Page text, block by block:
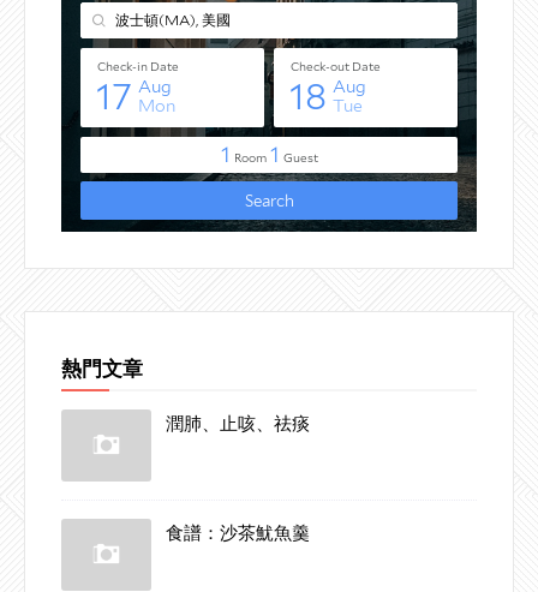
熱門文章
潤肺、止咳、祛痰
食譜：沙茶魷魚羹